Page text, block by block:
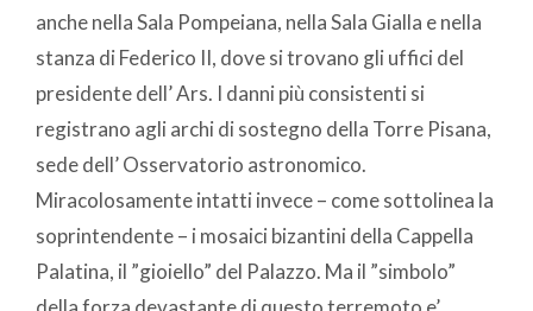
anche nella Sala Pompeiana, nella Sala Gialla e nella
stanza di Federico II, dove si trovano gli uffici del
presidente dell’ Ars. I danni più consistenti si
registrano agli archi di sostegno della Torre Pisana,
sede dell’ Osservatorio astronomico.
Miracolosamente intatti invece – come sottolinea la
soprintendente – i mosaici bizantini della Cappella
Palatina, il ”gioiello” del Palazzo. Ma il ”simbolo”